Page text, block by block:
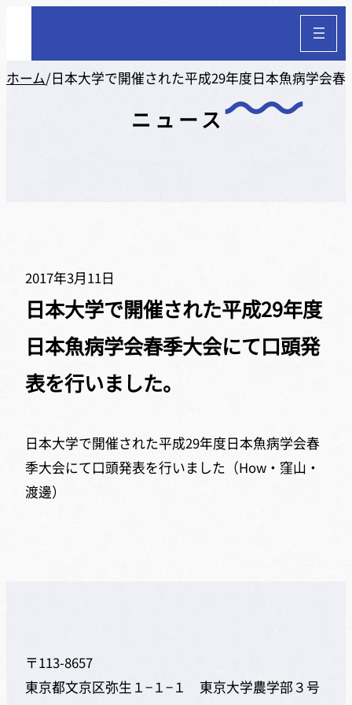
ニュース
ホーム/日本大学で開催された平成29年度日本魚病学会
2017年3月11日
日本大学で開催された平成29年度
日本魚病学会春季大会にて口頭発
表を行いました。
日本大学で開催された平成29年度日本魚病学会春
季大会にて口頭発表を行いました（How・窪山・
渡邊）
〒113-8657
東京都文京区弥生１−１−１ 東京大学農学部３号